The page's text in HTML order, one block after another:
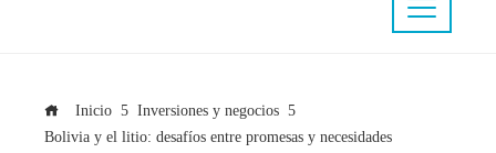
Inicio
Inversiones y negocios
Bolivia y el litio: desafíos entre promesas y necesidades